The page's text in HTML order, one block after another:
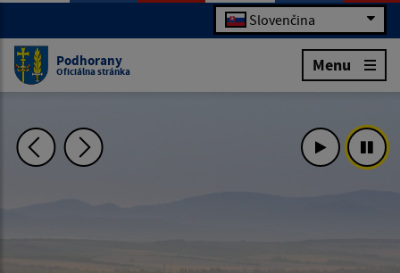
Slovenčina
Podhorany
Oficiálna stránka Menu